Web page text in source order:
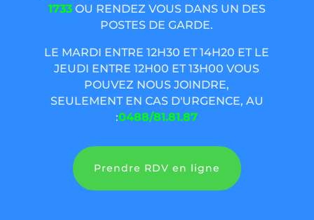
1733OU RENDEZ VOUS DANS UN DES
POSTES DE GARDE.
LE MARDI ENTRE 12H30 ET 14H20 ET LE
JEUDI ENTRE 12H00 ET 13H00 VOUS
POUVEZ NOUS JOINDRE,
SEULEMENT EN CAS D'URGENCE, AU
:0488/81.81.87
Prendre RDV en ligne